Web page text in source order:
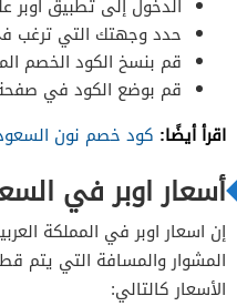
الدخول إلى تطبيق أوبر
حدد وجهتك التي ترغب
قم بنسخ الكود الخصم
قم بوضع الكود في
اقرأ أيضًا: كود خصم نون
أسعار اوبر في
إن اسعار اوبر في المملكة
المشوار والمسافة التي يتم
الأسعار كالتالي: